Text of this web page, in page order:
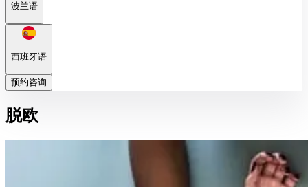
波兰语
西班牙语
预约咨询
脱欧